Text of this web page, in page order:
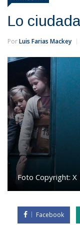
Lo
PorLuis Farias Mackey
Foto Copyright: X
Facebook